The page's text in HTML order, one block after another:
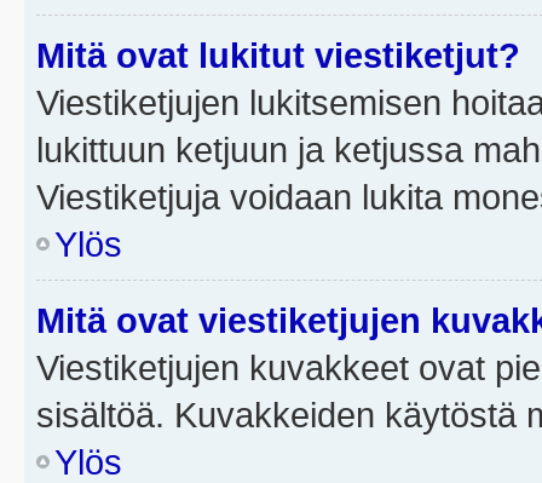
Mitä ovat lukitut viestiketjut?
Viestiketjujen lukitsemisen
lukittuun ketjuun ja ketjussa
Viestiketjuja voidaan lukita
Ylös
Mitä ovat viestiketjujen
Viestiketjujen kuvakkeet ovat
sisältöä. Kuvakkeiden käytöstä
Ylös